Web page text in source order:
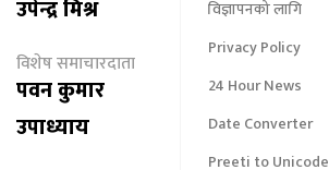
उपेन्द्र मिश्र
विशेष समाचारदाता
पवन कुमार
उपाध्याय
विज्ञापनको लागि
Privacy Policy
24 Hour News
Date Converter
Preeti to Unicode